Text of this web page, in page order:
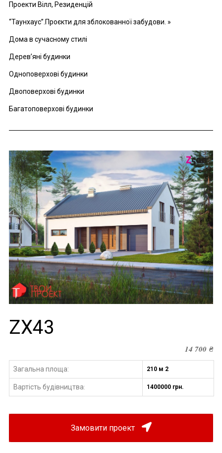
Проекти Вілл, Резиденцій
“Таунхаус”.Проєкти для зблокованної забудови. »
Дома в сучасному стилі
Дерев’яні будинки
Одноповерхові будинки
Двоповерхові будинки
Багатоповерхові будинки
ZX43
14 700₴
Загальна площа: 210 м 2
Вартість будівництва: 1400000 грн.
Замовити проект